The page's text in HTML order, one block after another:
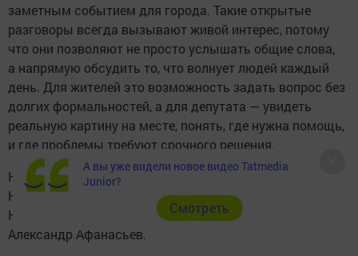
заметным событием для города. Такие открытые
разговоры всегда вызывают живой интерес, потому
что они позволяют не просто услышать общие слова,
а напрямую обсудить то, что волнует людей каждый
день. Для жителей это возможность задать вопрос без
долгих формальностей, а для депутата — увидеть
реальную картину на месте, понять, где нужна помощь,
и где проблемы требуют срочного решения.
На мероприятии также присутствовали глава
Нижнекамского муниципального района, мэр
Нижнекамска Радмир Беляев, глава Камских Полян
Александр Афанасьев.
А вы уже видели новое видео Tatmedia
Junior?
Cмотреть